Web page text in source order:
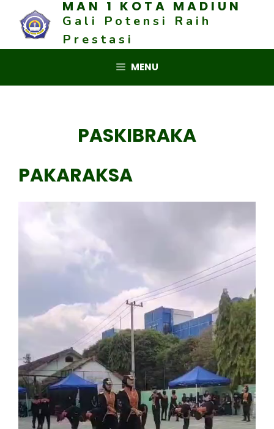
content
MAN 1 KOTA MADIUN
Gali Potensi Raih
Prestasi
MENU
PASKIBRAKA
PAKARAKSA